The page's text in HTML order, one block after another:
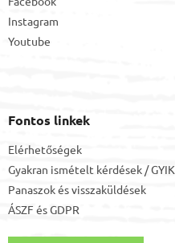
Instagram
Youtube
Fontos linkek
Elérhetőségek
Gyakran ismételt kérdések / GYIK
Panaszok és visszaküldések
ÁSZF ésGDPR